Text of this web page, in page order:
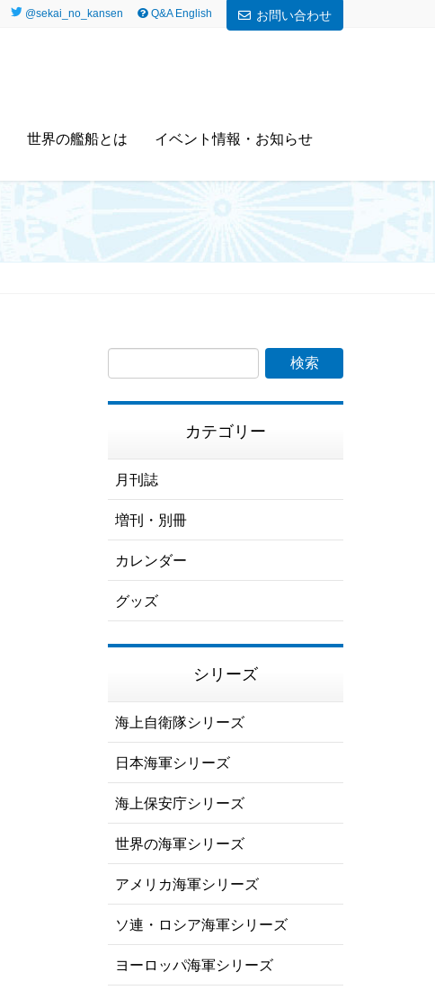
@sekai_no_kansen Q&A English お問い合わせ
世界の艦船とは イベント情報・お知らせ
カテゴリー
月刊誌
増刊・別冊
カレンダー
グッズ
シリーズ
海上自衛隊シリーズ
日本海軍シリーズ
海上保安庁シリーズ
世界の海軍シリーズ
アメリカ海軍シリーズ
ソ連・ロシア海軍シリーズ
ヨーロッパ海軍シリーズ